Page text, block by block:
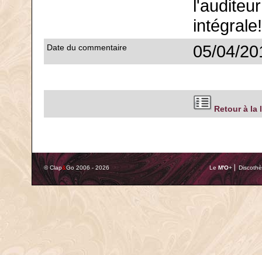
intégrale!
Date du commentaire 05/04/
Retour à la
© Clap&Go 2006 - 2026 Le M'O+ ⎢